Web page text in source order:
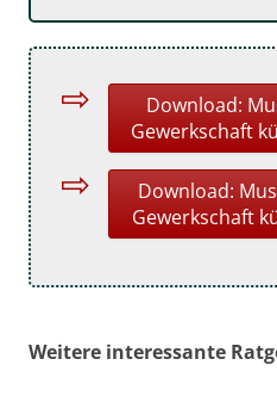
Download:
Gewerkschaft
Download:
Gewerkschaft
Weitere interessante